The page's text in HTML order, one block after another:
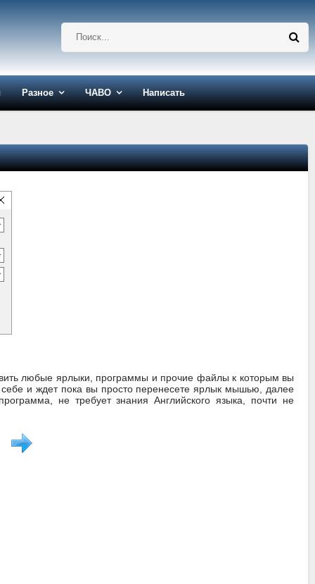
Разное ЧАВО Написать
любые ярлыки, программы и прочие файлы к которым вы
себе и ждет пока вы просто перенесете ярлык мышью, далее
не требует знания Английского языка, почти не